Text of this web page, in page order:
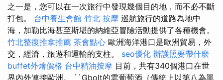
之一是，您可以在一次旅行中發現幾個目的地，而不必不斷
打包。 台中養生會館 竹北 按摩 巡航旅行的道路為地中
海，加勒比海甚至斯堪的納維亞冒險活動提供了各種機會。
竹北整復推拿推薦 茶會點心 歐洲海洋港口是歐洲貿易，外
交，經濟，旅遊和運輸的支柱。 seo優化 辦護照要帶什麼
buffet外燴價格 台中精油按摩 目前，共有340個港口在世
界內外連接歐洲。 ``Gbolt的雲葡萄酒（傳統上以第八為單